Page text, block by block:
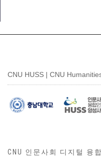
CNU HUSS | CNU
CNU 인문사회 디지털 융